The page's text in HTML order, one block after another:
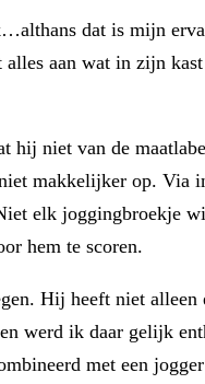
dat is mijn
aan wat in zijn
niet van de
makkelijker op.
elk joggingbroekje
hem te scoren.
Hij heeft niet alleen
werd ik daar gelijk
met een